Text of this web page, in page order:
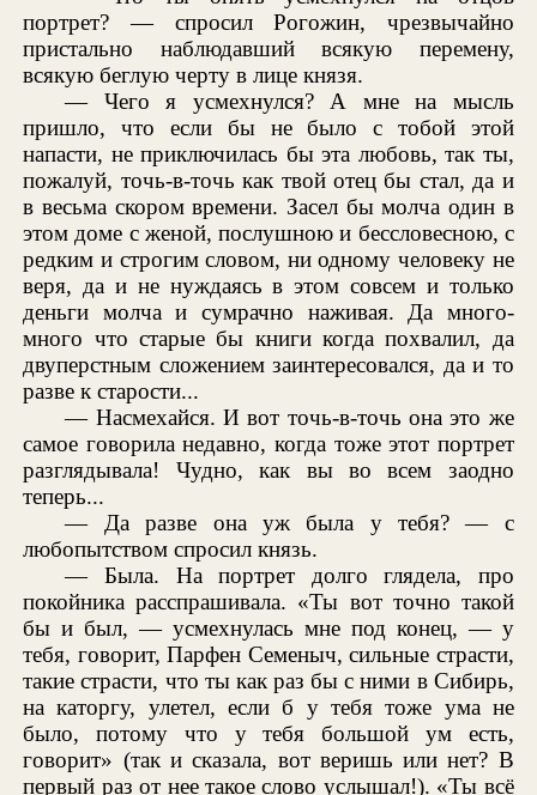
портрет? — спросил Рогожин, чрезвычайно
пристально наблюдавший всякую перемену,
всякую беглую черту в лице князя.
— Чего я усмехнулся? А мне на мысль
пришло, что если бы не было с тобой этой
напасти, не приключилась бы эта любовь, так ты,
пожалуй, точь-в-точь как твой отец бы стал, да и
в весьма скором времени. Засел бы молча один в
этом доме с женой, послушною и бессловесною, с
редким и строгим словом, ни одному человеку не
веря, да и не нуждаясь в этом совсем и только
деньги молча и сумрачно наживая. Да много-
много что старые бы книги когда похвалил, да
двуперстным сложением заинтересовался, да и то
разве к старости...
— Насмехайся. И вот точь-в-точь она это же
самое говорила недавно, когда тоже этот портрет
разглядывала! Чудно, как вы во всем заодно
теперь...
— Да разве она уж была у тебя? — с
любопытством спросил князь.
— Была. На портрет долго глядела, про
покойника расспрашивала. «Ты вот точно такой
бы и был, — усмехнулась мне под конец, — у
тебя, говорит, Парфен Семеныч, сильные страсти,
такие страсти, что ты как раз бы с ними в Сибирь,
на каторгу, улетел, если б у тебя тоже ума не
было, потому что у тебя большой ум есть,
говорит» (так и сказала, вот веришь или нет? В
первый раз от нее такое слово услышал!). «Ты всё